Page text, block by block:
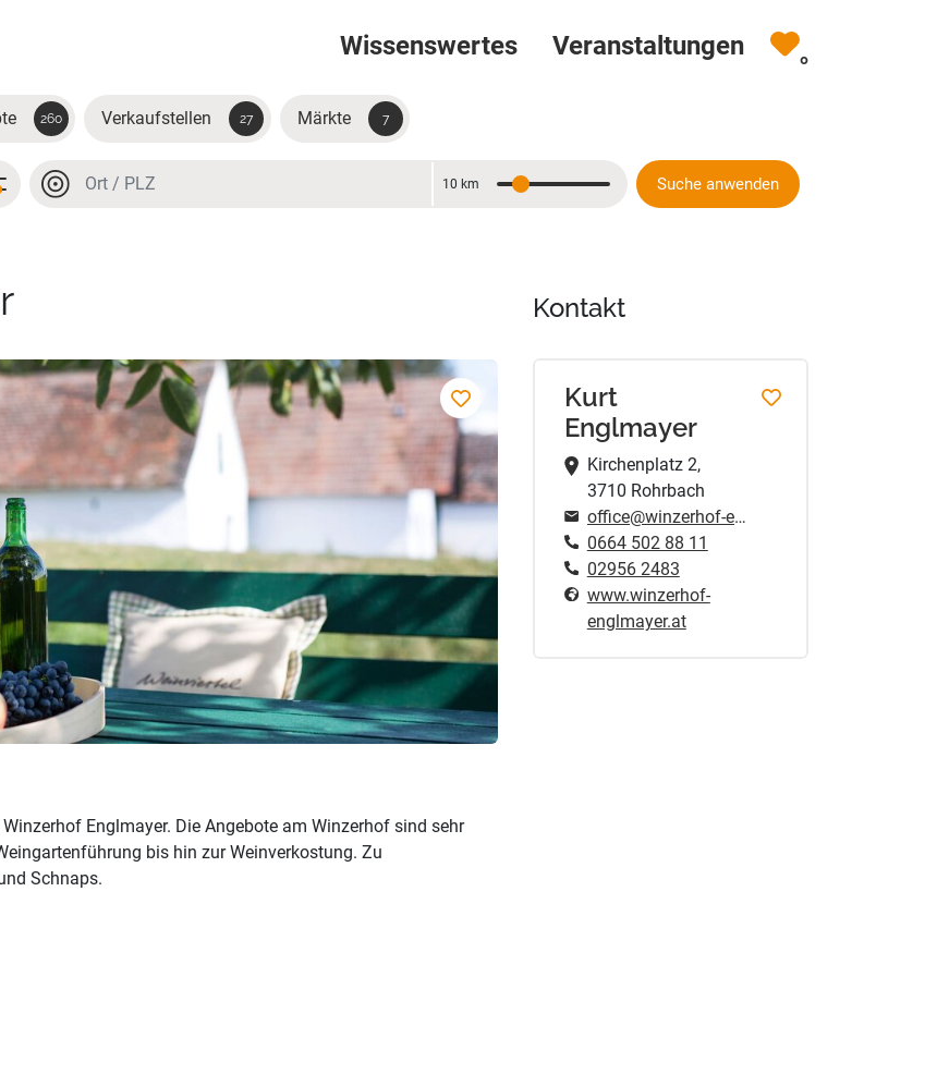
Wissenswertes Veranstaltungen 0
260 Verkaufstellen 27 Märkte 7
Ort oder PLZ
Entfernung
10 km Suche anwenden
Englmayer. Die Angebote am Winzerhof sind sehr
bis hin zur Weinverkostung. Zu
Schnaps.
Kontakt
Kurt
Englmayer
Kirchenplatz 2,
3710 Rohrbach
office@winzerhof-englmayer.at
0664 502 88 11
02956 2483
www.winzerhof-
englmayer.at